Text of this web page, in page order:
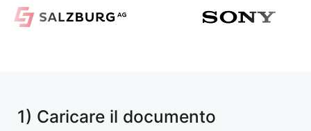
1) Caricare il documento